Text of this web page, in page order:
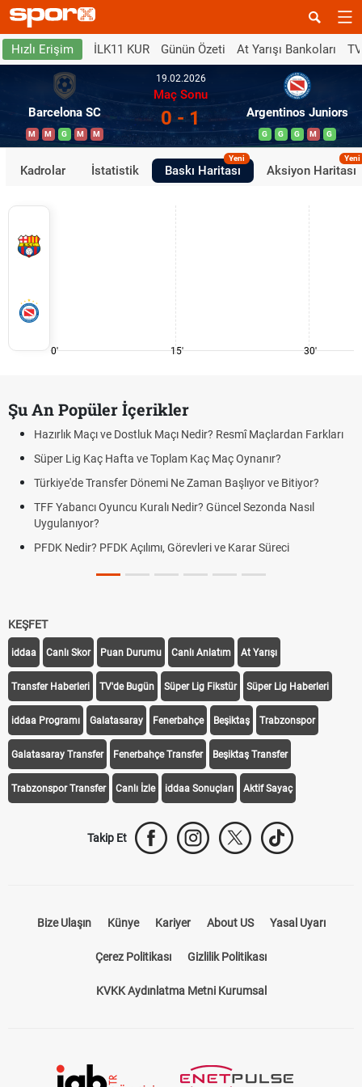
Hızlı Erişim İLK11 KUR Günün Özeti At Yarışı Bankoları
Barcelona SC
M M G M M
19.02.2026
Maç Sonu
0 - 1 Argentinos Juniors
G G G M G
Kadrolar İstatistik Baskı Haritası
Yeni
Aksiyon Haritası
Yeni
0' 15' 30'
Şu An Popüler İçerikler
Hazırlık Maçı ve Dostluk Maçı Nedir? Resmî Maçlardan Farkları
Süper Lig Kaç Hafta ve Toplam Kaç Maç Oynanır?
Türkiye'de Transfer Dönemi Ne Zaman Başlıyor ve Bitiyor?
TFF Yabancı Oyuncu Kuralı Nedir? Güncel Sezonda Nasıl
Uygulanıyor?
PFDK Nedir? PFDK Açılımı, Görevleri ve Karar Süreci
KEŞFET
iddaa Canlı Skor Puan Durumu Canlı Anlatım At Yarışı
Transfer Haberleri TV'de Bugün Süper Lig Fikstür Süper Lig Haberleri
iddaa Programı Galatasaray Fenerbahçe Beşiktaş Trabzonspor
Galatasaray Transfer Fenerbahçe Transfer Beşiktaş Transfer
Trabzonspor Transfer Canlı İzle iddaa Sonuçları Aktif Sayaç
Takip Et
Bize Ulaşın Künye Kariyer About US Yasal Uyarı
Çerez Politikası Gizlilik Politikası
KVKK Aydınlatma Metni Kurumsal